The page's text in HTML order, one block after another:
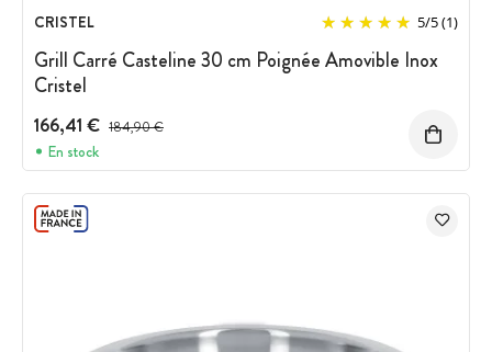
CRISTEL 5/5(1)
Grill Carré Casteline 30 cm Poignée Amovible Inox
Cristel
166,41 € Prix avant réduction :
184,90 €
En stock